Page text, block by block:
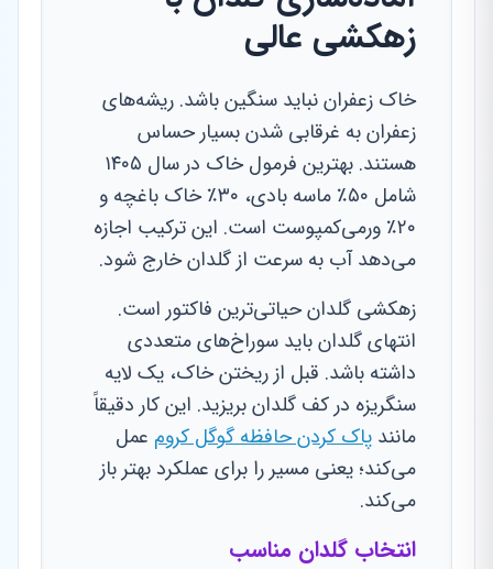
زهکشی عالی
خاک زعفران نباید سنگین باشد. ریشه‌های
زعفران به غرقابی شدن بسیار حساس
هستند. بهترین فرمول خاک در سال ۱۴۰۵
شامل ۵۰٪ ماسه بادی، ۳۰٪ خاک باغچه و
۲۰٪ ورمی‌کمپوست است. این ترکیب اجازه
می‌دهد آب به سرعت از گلدان خارج شود.
زهکشی گلدان حیاتی‌ترین فاکتور است.
انتهای گلدان باید سوراخ‌های متعددی
داشته باشد. قبل از ریختن خاک، یک لایه
سنگریزه در کف گلدان بریزید. این کار دقیقاً
مانند پاک کردن حافظه گوگل کروم عمل
می‌کند؛ یعنی مسیر را برای عملکرد بهتر باز
می‌کند.
انتخاب گلدان مناسب